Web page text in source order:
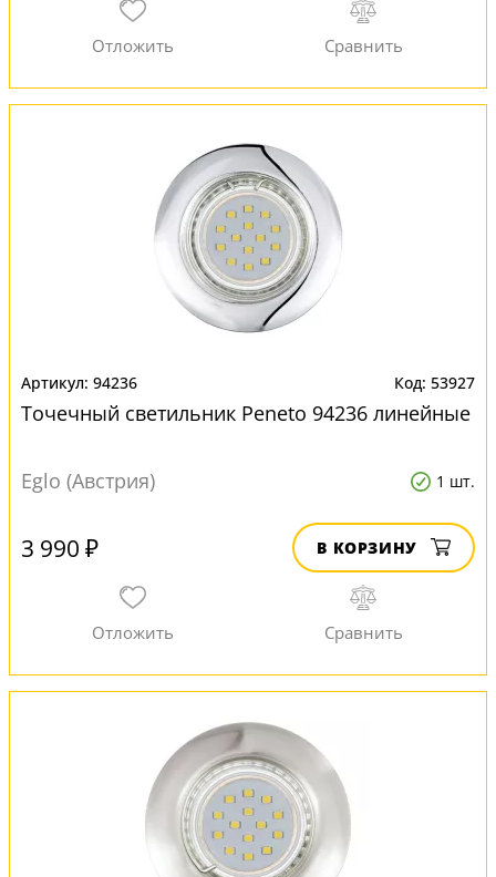
94236 53927
Точечный светильник Peneto 94236 линейные
Eglo (Австрия) 1 шт.
3 990 ₽ В КОРЗИНУ